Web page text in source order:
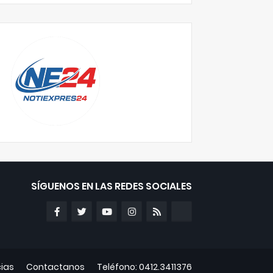
SÍGUENOS EN LAS REDES SOCIALES
Contactanos Teléfono: 0412.3411376